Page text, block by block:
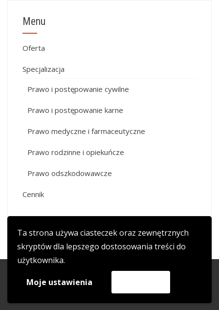
Ta strona używa ciasteczek oraz zewnętrznych
skryptów dla lepszego dostosowania treści do
użytkownika.
Moje ustawienia
Menu
Oferta
Specjalizacja
Prawo i postępowanie cywilne
Prawo i postępowanie karne
Prawo medyczne i farmaceutyczne
Prawo rodzinne i opiekuńcze
Prawo odszkodowawcze
Cennik
copyright 2017 adwokat-wojciechkala.pl
HashOneby HashThemes